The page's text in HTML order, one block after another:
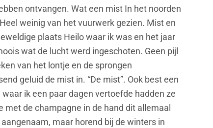
ontvangen. Wat een mist In het noorden
weinig van het vuurwerk gezien. Mist en
plaats Heilo waar ik was en het jaar
wat de lucht werd ingeschoten. Geen pijl
van het lontje en de sprongen
geluid de mist in. “De mist”. Ook best een
ik een paar dagen vertoefde hadden ze
met de champagne in de hand dit allemaal
maar horend bij de winters in